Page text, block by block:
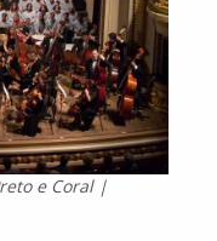
e Coral |